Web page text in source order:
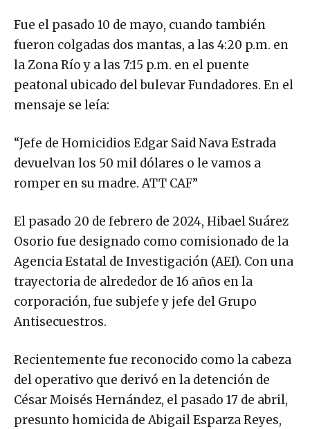
Fue el pasado 10 de mayo, cuando también
fueron colgadas dos mantas, a las 4:20 p.m. en
la Zona Río y a las 7:15 p.m. en el puente
peatonal ubicado del bulevar Fundadores. En el
mensaje se leía:
“Jefe de Homicidios Edgar Said Nava Estrada
devuelvan los 50 mil dólares o le vamos a
romper en su madre. ATT CAF”
El pasado 20 de febrero de 2024, Hibael Suárez
Osorio fue designado como comisionado de la
Agencia Estatal de Investigación (AEI). Con una
trayectoria de alrededor de 16 años en la
corporación, fue subjefe y jefe del Grupo
Antisecuestros.
Recientemente fue reconocido como la cabeza
del operativo que derivó en la detención de
César Moisés Hernández, el pasado 17 de abril,
presunto homicida de Abigail Esparza Reyes,